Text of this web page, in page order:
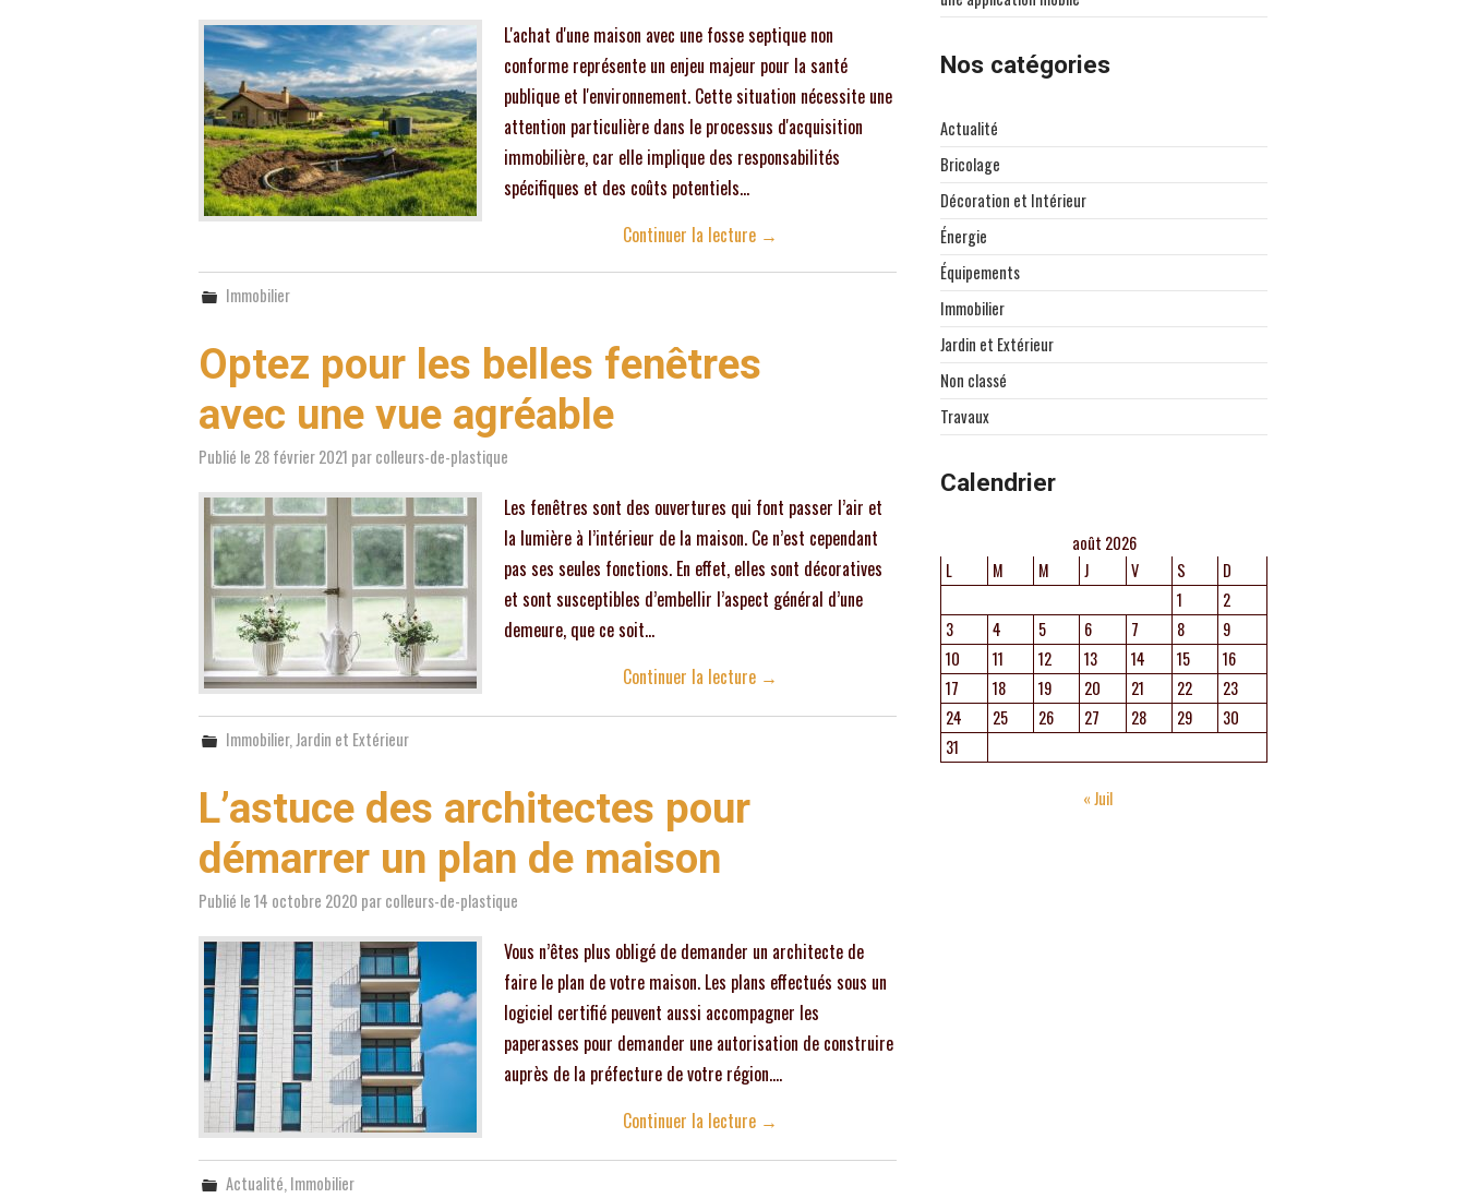
L'achat d'une maison avec une fosse septique non
conforme représente un enjeu majeur pour la santé
publique et l'environnement. Cette situation nécessite une
attention particulière dans le processus d'acquisition
immobilière, car elle implique des responsabilités
spécifiques et des coûts potentiels…
Continuer la lecture →
Immobilier
Optez pour les belles fenêtres
avec une vue agréable
Publié le 28 février 2021 parcolleurs-de-plastique
Les fenêtres sont des ouvertures qui font passer l’air et
la lumière à l’intérieur de la maison. Ce n’est cependant
pas ses seules fonctions. En effet, elles sont décoratives
et sont susceptibles d’embellir l’aspect général d’une
demeure, que ce soit…
Continuer la lecture →
Immobilier, Jardin et Extérieur
L’astuce des architectes pour
démarrer un plan de maison
Publié le14 octobre 2020 parcolleurs-de-plastique
Vous n’êtes plus obligé de demander un architecte de
faire le plan de votre maison. Les plans effectués sous un
logiciel certifié peuvent aussi accompagner les
paperasses pour demander une autorisation de construire
auprès de la préfecture de votre région.…
Continuer la lecture →
Actualité Immobilier
Nos catégories
Actualité
Bricolage
Décoration et Intérieur
Énergie
Équipements
Immobilier
Jardin et Extérieur
Non classé
Travaux
Calendrier
août 2026
L
M M J V S
D
1
2
3
4 5 6 7 8
9
10
11 12 13 14 15
16
17
18 19 20 21 22
23
24
25 26 27 28 29
30
31
« Juil